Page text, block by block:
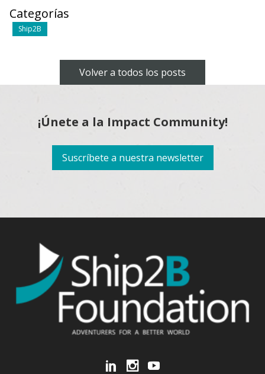
Categorías
Ship2B
Volver a todos los posts
¡Únete a la Impact Community!
Suscríbete a nuestra newsletter